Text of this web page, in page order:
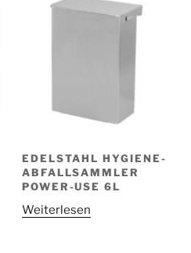
EDELSTAHL HYGIENE-
ABFALLSAMMLER
POWER-USE 6L
Weiterlesen